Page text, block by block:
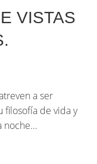
VISTAS
a ser
filosofía de vida y
noche...